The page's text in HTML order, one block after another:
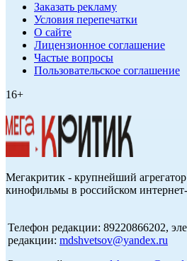
Заказать рекламу
Условия перепечатки
О сайте
Лицензионное соглашение
Частые вопросы
Пользовательское соглашение
16+
Мегакритик - крупнейший
кинофильмы в российском
Телефон редакции: 89220866202,
редакции: mdshvetsov@yandex.ru